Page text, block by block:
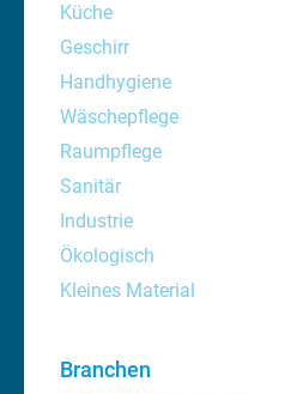
Küche
Geschirr
Handhygiene
Wäschepflege
Raumpflege
Sanitär
Industrie
Ökologisch
Kleines Material
Branchen